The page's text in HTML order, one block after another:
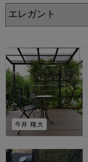
今井 翔大